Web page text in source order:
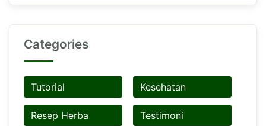
Categories
Tutorial Kesehatan
Resep Herba Testimoni